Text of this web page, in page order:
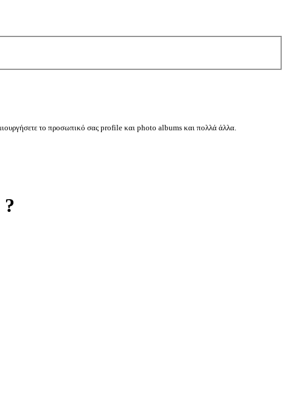
το προσωπικό σας profile και photo albums και πολλά άλλα.